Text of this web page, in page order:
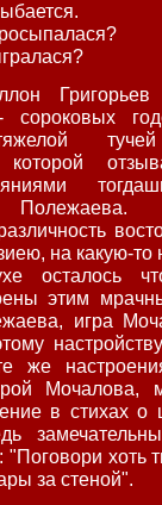
Григорьев
сороковых
на какую-
осталось
этим
игра
же
Мочалова,
в стихах о
хоть
за стеной".